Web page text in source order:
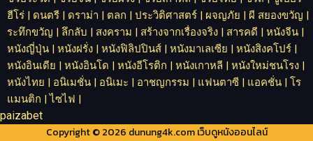
ฮีโร่ | ดนตรี | ดราม่า | ตลก | ประวิติศาสตร์ | ผจญภัย | ผี สยองขวัญ |
ระทึกขวัญ | ลึกลับ | สงคราม | สร้างจากเรื่องจริง | สารคดี | หนังจีน |
หนังญี่ปุ่น | หนังฝรั่ง | หนังฟิลิปปินส์ | หนังมาเลเซีย | หนังสิงคโปร์ |
หนังอินเดีย | หนังอินโด | หนังอีโรติก | หนังเกาหลี | หนังใหม่ชนโรง |
หนังไทย | อนิเมชั่น | อนิเมะ | อาชญกรรม | แฟนตาซี | แอคชั่น | โร
แมนติก |ไซไฟ |
paizabet
Copyright © 2026 dunung4k.com เว็บดูหนังออนไลน์